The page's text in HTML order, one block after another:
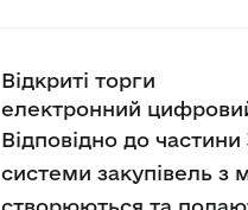
Відкриті торги
електронний
Відповідно до частини
системи закупівель з